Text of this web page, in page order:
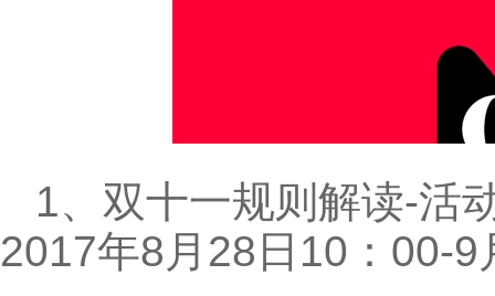
1、双十一规则解读-活
2017年8月28日10：00-